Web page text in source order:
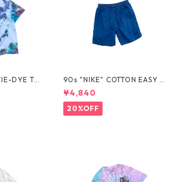
DYE TE
90s "NIKE" COTTON EASY S
HORTS
¥4,840
20%OFF